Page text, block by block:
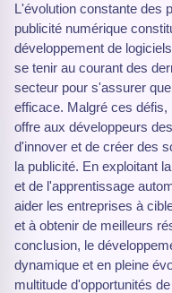
L'évolution constante des
publicité numérique
développement de
se tenir au courant des
secteur pour s'assurer
efficace. Malgré ces
offre aux développeurs
d'innover et de créer des
la publicité. En exploitant
et de l'apprentissage
aider les entreprises à
et à obtenir de meilleurs
conclusion, le
dynamique et en pleine
multitude d'opportunités